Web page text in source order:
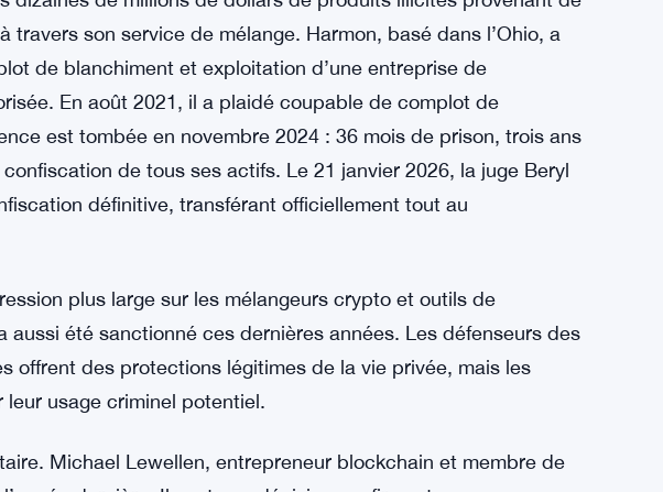
dizaines de millions de dollars de produits illicites provenant de
de blanchiment et exploitation d’une entreprise de
En août 2021, il a plaidé coupable de complot de
est tombée en novembre 2024 : 36 mois de prison, trois ans
de tous ses actifs. Le 21 janvier 2026, la juge Beryl